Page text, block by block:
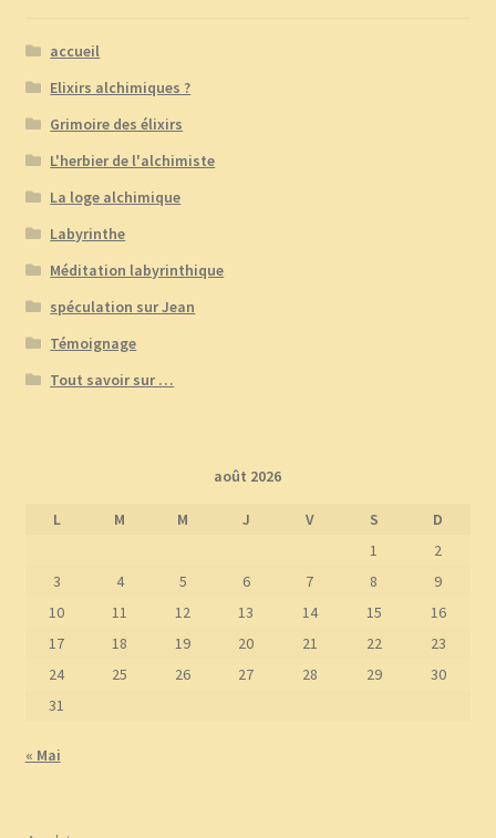
accueil
Elixirs alchimiques ?
Grimoire des élixirs
L'herbier de l'alchimiste
La loge alchimique
Labyrinthe
Méditation labyrinthique
spéculation sur Jean
Témoignage
Tout savoir sur …
août 2026
L M M J V S
D
1
2
3
4 5 6 7 8
9
10
11 12 13 14 15
16
17
18 19 20 21 22
23
24
25 26 27 28 29
30
31
« Mai